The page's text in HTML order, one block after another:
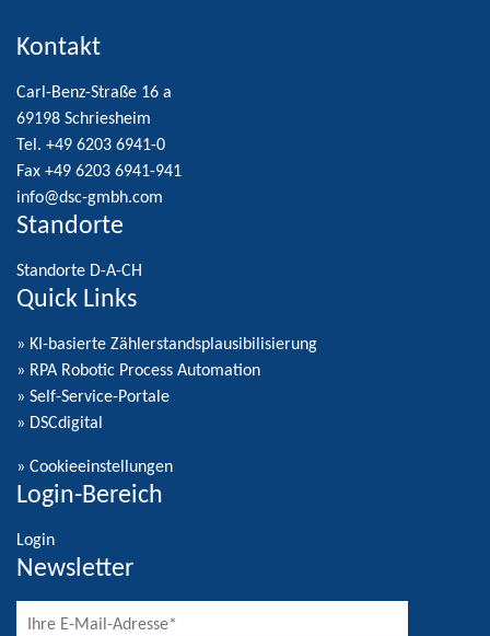
Kontakt
Carl-Benz-Straße 16 a
69198 Schriesheim
Tel. +49 6203 6941-0
Fax +49 6203 6941-941
info@dsc-gmbh.com
Standorte
Standorte D-A-CH
Quick Links
» KI-basierte Zählerstandsplausibilisierung
» RPA Robotic Process Automation
» Self-Service-Portale
» DSCdigital
» Cookieeinstellungen
Login-Bereich
Login
Newsletter